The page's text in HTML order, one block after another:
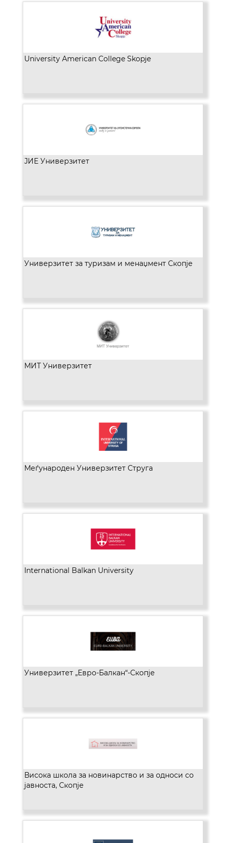
University American College Skopje
ЈИЕ Универзитет
Универзитет за туризам и менаџмент Скопје
МИТ Универзитет
Меѓународен Универзитет Струга
International Balkan University
Универзитет „Евро-Балкан“-Скопје
Висока школа за новинарство и за односи со
јавноста, Скопје